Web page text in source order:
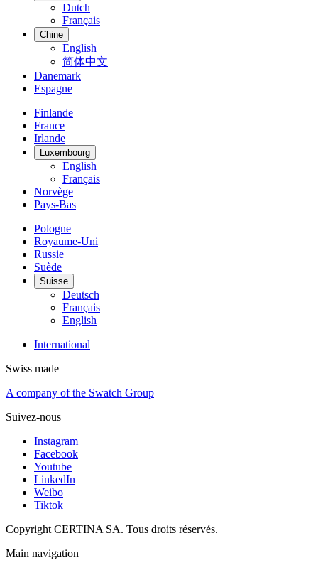
Dutch
Français
Chine
English
简体中文
Danemark
Espagne
Finlande
France
Irlande
Luxembourg
English
Français
Norvège
Pays-Bas
Pologne
Royaume-Uni
Russie
Suède
Suisse
Deutsch
Français
English
International
Swiss made
A company of the Swatch Group
Suivez-nous
Instagram
Facebook
Youtube
LinkedIn
Weibo
Tiktok
Copyright CERTINA SA. Tous droits réservés.
Main navigation